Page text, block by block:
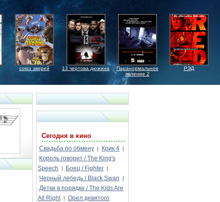
союз зверей 13 чертова дюжина
Паранормальное
явление 2
РЭД
Сегодня в кино
Свадьба по обмену | Крик 4 |
Король говорит / The King's
Speech
| Боец / Fighter |
Черный лебедь / Black Swan |
Детки в порядке / The Kids Are
All Right | Орел девятого